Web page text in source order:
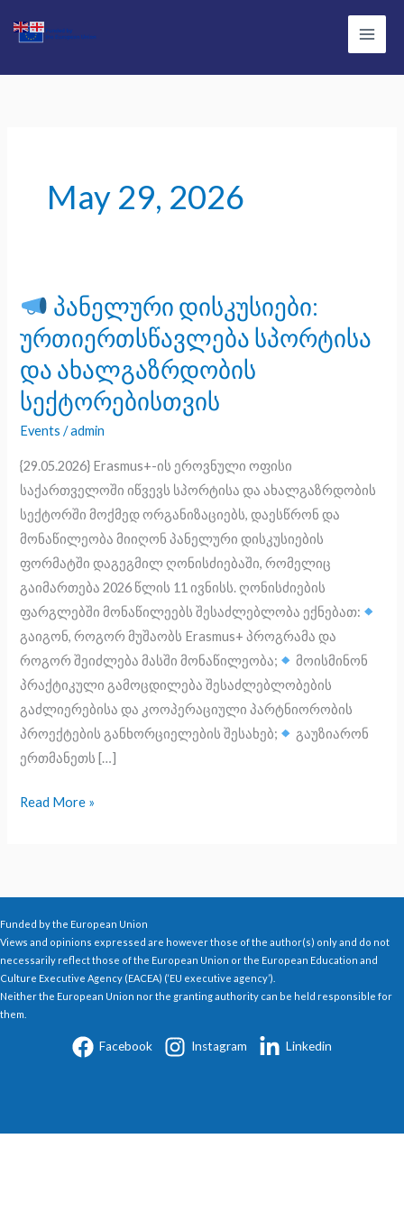
Main
May 29, 2026
პანელური დისკუსიები:
ურთიერთსწავლება სპორტისა
და ახალგაზრდობის
სექტორებისთვის
Events /admin
{29.05.2026} Erasmus+-ის ეროვნული ოფისი
საქართველოში იწვევს სპორტისა და ახალგაზრდობის
სექტორში მოქმედ ორგანიზაციებს, დაესწრონ და
მონაწილეობა მიიღონ პანელური დისკუსიების
ფორმატში დაგეგმილ ღონისძიებაში, რომელიც
გაიმართება 2026 წლის 11 ივნისს. ღონისძიების
ფარგლებში მონაწილეებს შესაძლებლობა ექნებათ:
გაიგონ, როგორ მუშაობს Erasmus+ პროგრამა და
როგორ შეიძლება მასში მონაწილეობა;
მოისმინონ
პრაქტიკული გამოცდილება შესაძლებლობების
გაძლიერებისა და კოოპერაციული პარტნიორობის
პროექტების განხორციელების შესახებ;
გაუზიარონ
ერთმანეთს […]
პანელური
დისკუსიები:
ურთიერთსწავლება
სპორტისა
და
სექტორებისთვის
Read More »
Funded by the European Union
Views and opinions expressed are however those of the author(s) only and do not
necessarily reflect those of the European Union or the European Education and
Culture Executive Agency (EACEA) (‘EU executive agency’).
Neither the European Union nor the granting authority can be held responsible for
them.
Facebook Instagram Linkedin